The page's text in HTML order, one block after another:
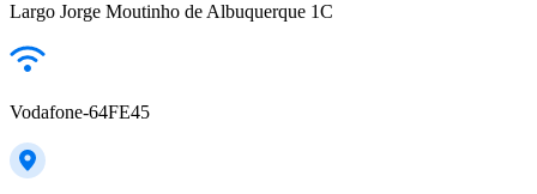
Largo Jorge Moutinho de Albuquerque 1C
Vodafone-64FE45